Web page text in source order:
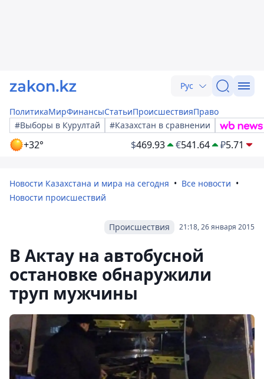
Рус
ПолитикаМирФинансыСтатьиПроисшествияПраво
#Выборы в Курултай
#Казахстан в сравнении
+32° $469.93 €541.64 ₽5.71
Новости Казахстана и мира на сегодня
Все новости
Новости происшествий
21:18, 26 января 2015
Происшествия
В Актау на автобусной
остановке обнаружили
труп мужчины